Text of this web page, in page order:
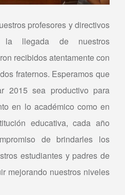
profesores y directivos
la llegada de nuestros
recibidos atentamente con
fraternos. Esperamos que
2015 sea productivo para
en lo académico como en
educativa, cada año
de brindarles los
estudiantes y padres de
mejorando nuestros niveles